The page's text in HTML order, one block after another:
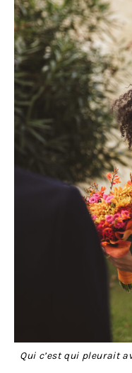
Qui c’est qui pleurait